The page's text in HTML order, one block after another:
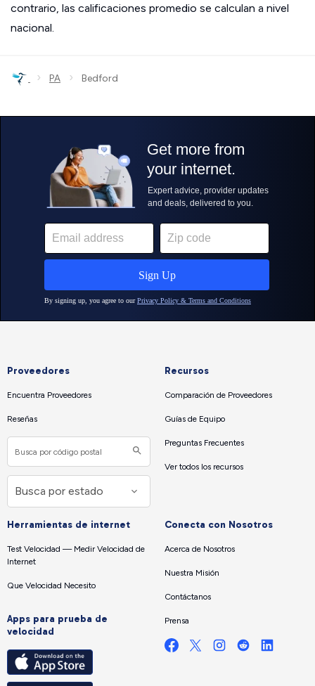
contrario, las calificaciones promedio se calculan a nivel
nacional.
› PA › Bedford
Proveedores
Encuentra Proveedores
Reseñas
Recursos
Comparación de Proveedores
Guías de Equipo
Preguntas Frecuentes
Ver todos los recursos
Herramientas de internet
Test Velocidad — Medir Velocidad de
Internet
Que Velocidad Necesito
Apps para prueba de
velocidad
Conecta con Nosotros
Acerca de Nosotros
Nuestra Misión
Contáctanos
Prensa